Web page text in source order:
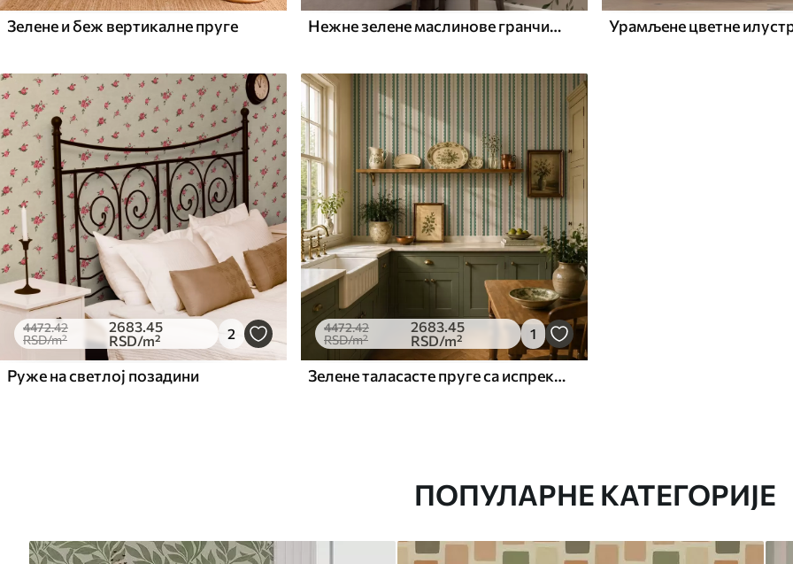
Зелене и беж вертикалне пруге Нежне зелене маслинове гранчице
4472.42
RSD/m²
2683.45
RSD/m² 2
Руже на светлој позадини
4472.42
RSD/m²
2683.45
RSD/m² 1
Зелене таласасте пруге са испрекиданим линијама
ПОПУЛАРНЕ КАТЕГОРИЈЕ